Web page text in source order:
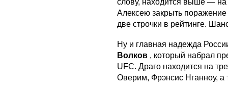
слову, находится выше —
Алексею закрыть
две строчки в рейтинге.
Ну и главная надежда
Волков , который набрал
UFC. Драго находится на
Оверим, Фрэнсис Нганноу,